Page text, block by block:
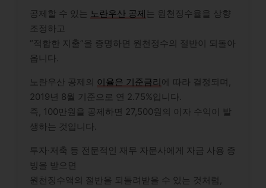
공제할 수 있는 노란우산 공제는 원천징수율을 상향
조정하고
“적합한 지출”을 증명하면 원천정수의 절반이 되돌아
옵니다.
노란우산 공제의 이율은 기준금리에 따라 결정되며,
2019년 8월 기준으로 연 2.75%입니다.
즉, 100만원을 공제하면 27,500원의 이자 수익이 발
생하는 것입니다.
투자·저축 등 전문적인 재무 자문사에게 자금 사용 증
빙을 받으면
원천징수액의 절반을 되돌려받을 수 있는 것처럼,